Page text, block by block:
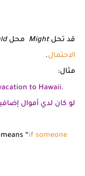
قد تحلMight محل
الاحتمال.
مثال:
to Hawaii.
لو كان لدي أموال
“if someone